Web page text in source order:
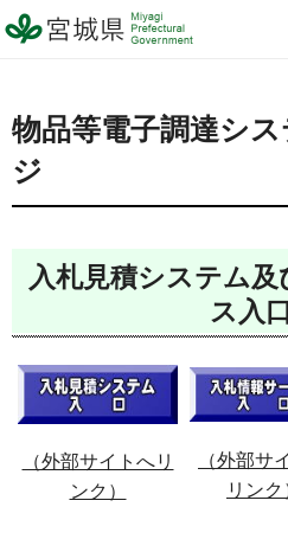
宮城県 Miyagi Prefectural
Government
物品等電子調達シ
ジ
入札見積システム
ス入
（外部サイトへリ
ンク）
（外部サ
リンク